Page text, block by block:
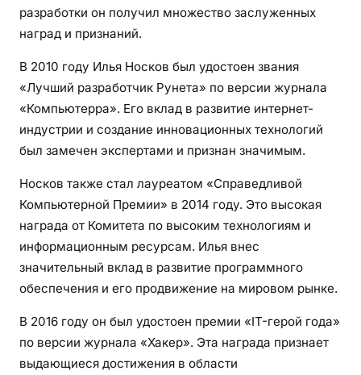
разработки он получил множество заслуженных
наград и признаний.
В 2010 году Илья Носков был удостоен звания
«Лучший разработчик Рунета» по версии журнала
«Компьютерра». Его вклад в развитие интернет-
индустрии и создание инновационных технологий
был замечен экспертами и признан значимым.
Носков также стал лауреатом «Справедливой
Компьютерной Премии» в 2014 году. Это высокая
награда от Комитета по высоким технологиям и
информационным ресурсам. Илья внес
значительный вклад в развитие программного
обеспечения и его продвижение на мировом рынке.
В 2016 году он был удостоен премии «IT-герой года»
по версии журнала «Хакер». Эта награда признает
выдающиеся достижения в области